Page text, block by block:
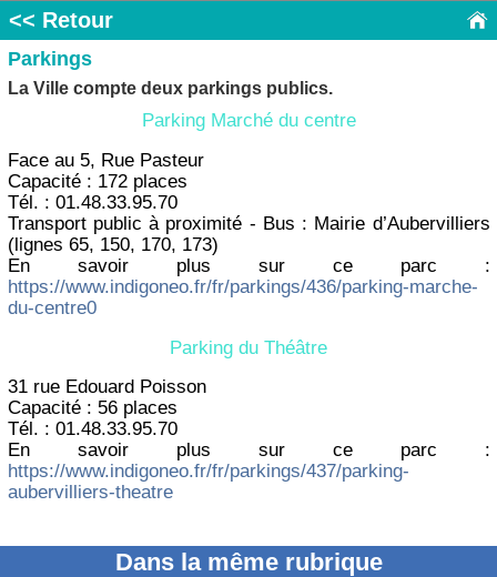
<< Retour
Parkings
La Ville compte deux parkings publics.
Parking Marché du centre
Face au 5, Rue Pasteur
Capacité : 172 places
Tél. : 01.48.33.95.70
Transport public à proximité - Bus : Mairie d’Aubervilliers
(lignes 65, 150, 170, 173)
En savoir plus sur ce parc :
https://www.indigoneo.fr/fr/parkings/436/parking-marche-
du-centre0
Parking du Théâtre
31 rue Edouard Poisson
Capacité : 56 places
Tél. : 01.48.33.95.70
En savoir plus sur ce parc :
https://www.indigoneo.fr/fr/parkings/437/parking-
aubervilliers-theatre
Dans la même rubrique